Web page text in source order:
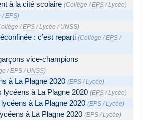
à la cité scolaire (Collège /EPS /Lycée)
/EPS)
/EPS /Lycée / UNSS)
: c’est reparti (Collège /EPS /
vice-champions
/EPS / UNSS)
à La Plagne 2020 (EPS /Lycée)
lycéens à La Plagne 2020 (EPS /Lycée)
à La Plagne 2020 (EPS /Lycée)
à La Plagne 2020 (EPS /Lycée)